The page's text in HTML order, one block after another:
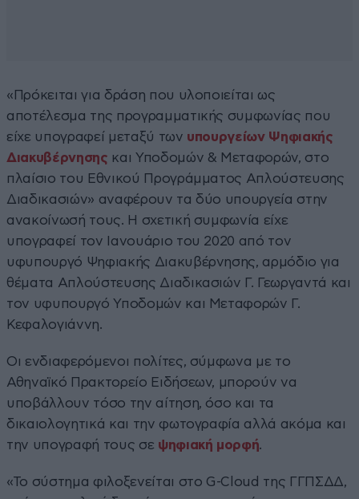
«Πρόκειται για δράση που υλοποιείται ως
αποτέλεσμα της προγραμματικής συμφωνίας που
είχε υπογραφεί μεταξύ των υπουργείων Ψηφιακής
Διακυβέρνησης και Υποδομών & Μεταφορών, στο
πλαίσιο του Εθνικού Προγράμματος Απλούστευσης
Διαδικασιών» αναφέρουν τα δύο υπουργεία στην
ανακοίνωσή τους. Η σχετική συμφωνία είχε
υπογραφεί τον Ιανουάριο του 2020 από τον
υφυπουργό Ψηφιακής Διακυβέρνησης, αρμόδιο για
θέματα Απλούστευσης Διαδικασιών Γ. Γεωργαντά και
τον υφυπουργό Υποδομών και Μεταφορών Γ.
Κεφαλογιάννη.
Οι ενδιαφερόμενοι πολίτες, σύμφωνα με το
Αθηναϊκό Πρακτορείο Ειδήσεων, μπορούν να
υποβάλλουν τόσο την αίτηση, όσο και τα
δικαιολογητικά και την φωτογραφία αλλά ακόμα και
την υπογραφή τους σε ψηφιακή μορφή.
«Το σύστημα φιλοξενείται στο G-Cloud της ΓΓΠΣΔΔ,